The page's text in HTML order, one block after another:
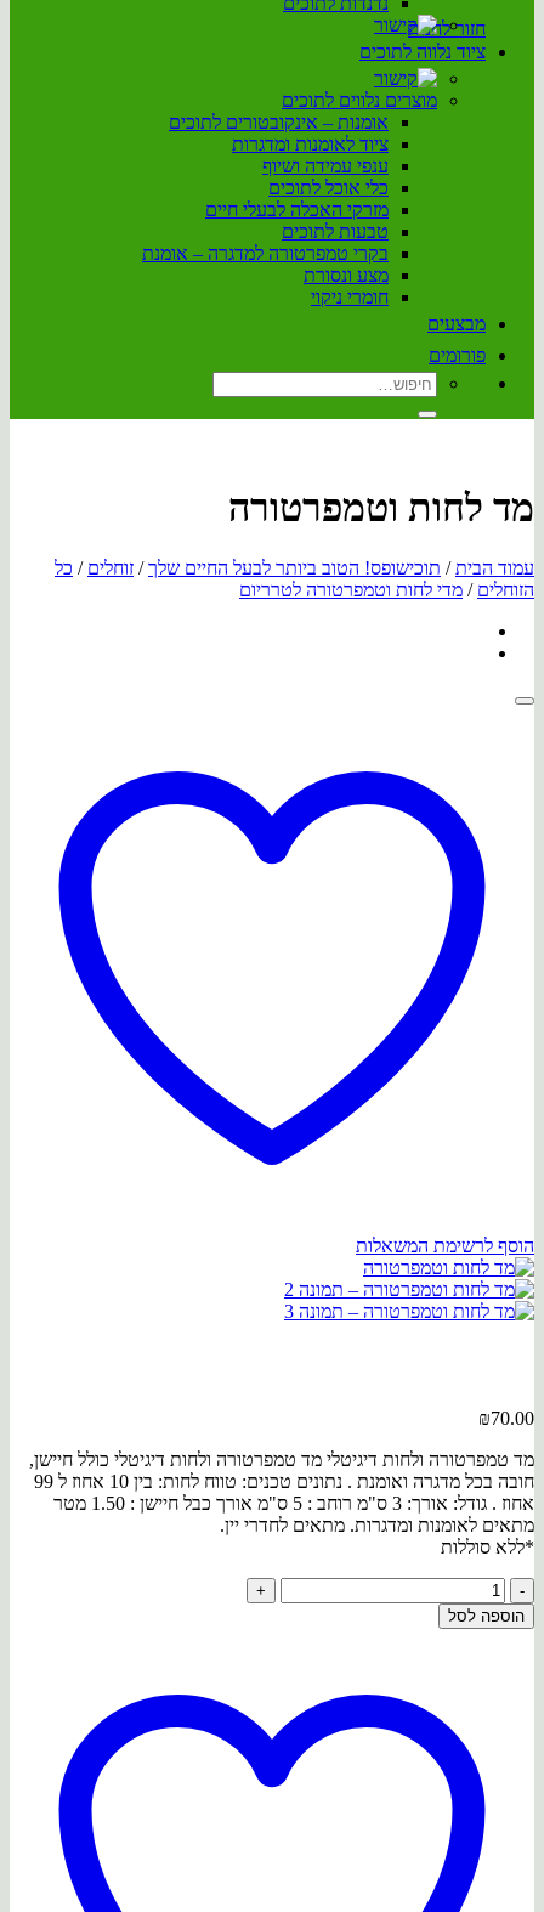
חזור לחנות
ציוד נלווה לתוכים
מוצרים נלווים לתוכים
אומנות – אינקובטורים לתוכים
ציוד לאומנות ומדגרות
ענפי עמידה ושיוף
כלי אוכל לתוכים
מזרקי האכלה לבעלי חיים
טבעות לתוכים
בקרי טמפרטורה למדגרה – אומנת
מצע ונסורת
חומרי ניקוי
מבצעים
פורומים
חיפוש
עבור:
מד לחות וטמפרטורה
עמוד הבית / תוכישופס! הטוב ביותר לבעל החיים שלך / זוחלים / כל
הזוחלים / מדי לחות וטמפרטורה לטרריום
הוסף לרשימת המשאלות
₪70.00
מד טמפרטורה ולחות דיגיטלי מד טמפרטורה ולחות דיגיטלי כולל חיישן,
חובה בכל מדגרה ואומנת . נתונים טכנים: טווח לחות: בין 10 אחוז ל 99
אחוז . גודל: אורך: 3 ס"מ רוחב : 5 ס"מ אורך כבל חיישן : 1.50 מטר
מתאים לאומנות ומדגרות. מתאים לחדרי יין.
*ללא סוללות
כמות
של
מד
הוספה לסל